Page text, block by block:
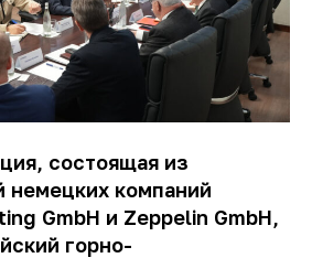
состоящая из
немецких компаний
GmbH и Zeppelin GmbH,
горно-